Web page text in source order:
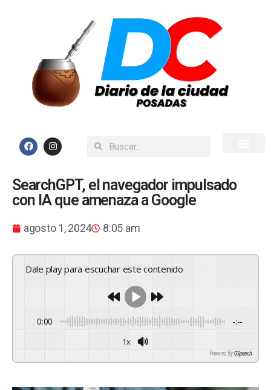
SearchGPT, el navegador impulsado
con IA que amenaza a Google
agosto 1, 2024 8:05 am
Dale play para escuchar este contenido
0:00 -:--
1x
Powered By GSpeech